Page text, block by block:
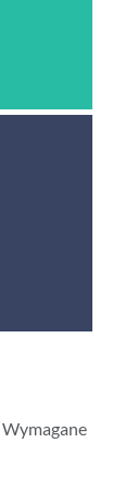
Wymagane